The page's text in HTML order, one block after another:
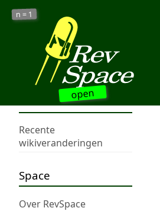
open
n = 1
Recente
wikiveranderingen
Space
Over RevSpace